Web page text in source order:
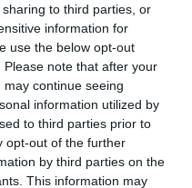
to third parties, or
information for
use the below opt-out
note that after your
continue seeing
information utilized by
to third parties prior to
opt-out of the further
by third parties on the
This information may
τελευταία νέα για